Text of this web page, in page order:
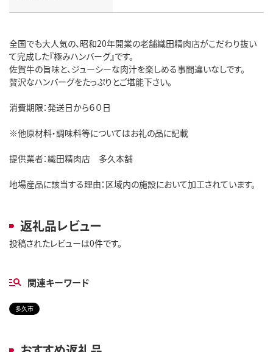
全国でも大人気の、昭和20年開業の老舗織田精肉店がこだわり抜い
て完成した『極みハンバーグ』です。
佐賀牛の旨味と、ジューシーな肉汁を楽しめる事間違いなしです。
贅沢なハンバーグをたっぷりとご堪能下さい。
消費期限：発送日から６０日
※他原材料・調味料等についてはお礼の品に記載
提供業者：織田精肉店 多久本舗
地場産品に該当する理由：区域内の施設において加工されています。
返礼品レビュー
投稿されたレビューは0件です。
関連キーワード
多久市